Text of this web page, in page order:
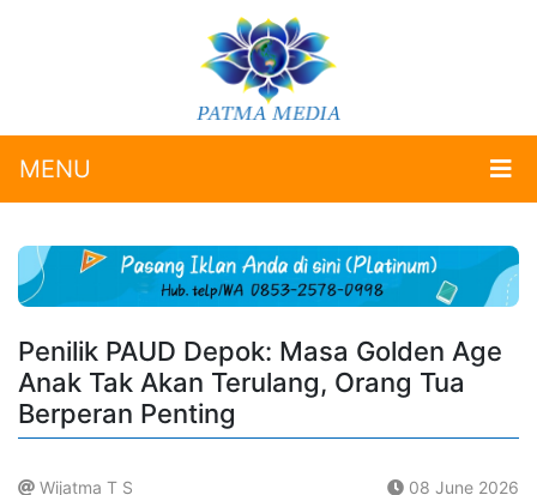
MENU
Penilik PAUD Depok: Masa Golden Age
Anak Tak Akan Terulang, Orang Tua
Berperan Penting
Wijatma T S 08 June 2026